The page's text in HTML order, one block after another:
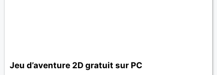
Jeu d’aventure 2D gratuit sur PC